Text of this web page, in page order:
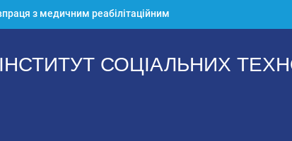
з медичним реабілітаційним
«Пуща-Водиця»
та ментальний фітнес в
невизначеності: мистецтво
внутрішню опору та
ресурси
ІНСТИТУТ СОЦІАЛЬНИХ